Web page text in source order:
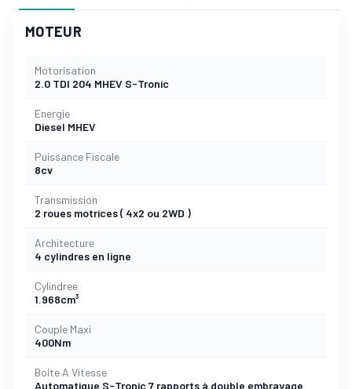
MOTEUR
Motorisation
2.0 TDI 204 MHEV S-Tronic
Energie
Diesel MHEV
Puissance Fiscale
8cv
Transmission
2 roues motrices ( 4x2 ou 2WD )
Architecture
4 cylindres en ligne
Cylindree
1.968cm³
Couple Maxi
400Nm
Boite A Vitesse
Automatique S-Tronic 7 rapports à double embrayage